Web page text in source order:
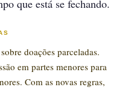
que está se fechando.
doações parceladas.
em partes menores para
Com as novas regras,